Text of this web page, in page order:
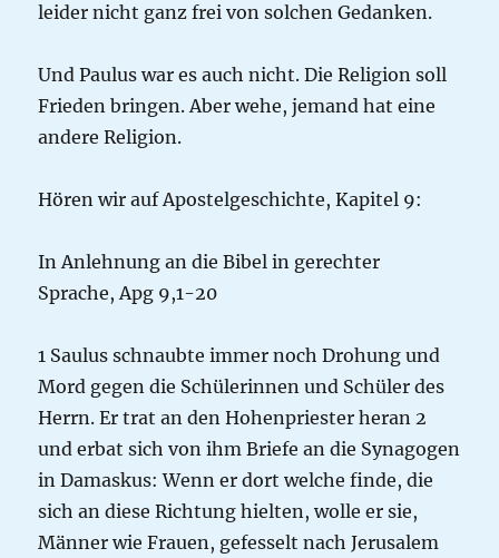
leider nicht ganz frei von solchen Gedanken.
Und Paulus war es auch nicht. Die Religion soll
Frieden bringen. Aber wehe, jemand hat eine
andere Religion.
Hören wir auf Apostelgeschichte, Kapitel 9:
In Anlehnung an die Bibel in gerechter
Sprache, Apg 9,1-20
1 Saulus schnaubte immer noch Drohung und
Mord gegen die Schülerinnen und Schüler des
Herrn. Er trat an den Hohenpriester heran 2
und erbat sich von ihm Briefe an die Synagogen
in Damaskus: Wenn er dort welche finde, die
sich an diese Richtung hielten, wolle er sie,
Männer wie Frauen, gefesselt nach Jerusalem